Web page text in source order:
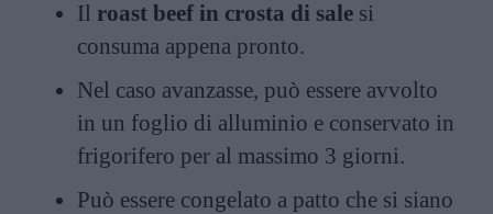
Il roast beef in crosta di sale si
consuma appena pronto.
Nel caso avanzasse, può essere avvolto
in un foglio di alluminio e conservato in
frigorifero per al massimo 3 giorni.
Può essere congelato a patto che si siano